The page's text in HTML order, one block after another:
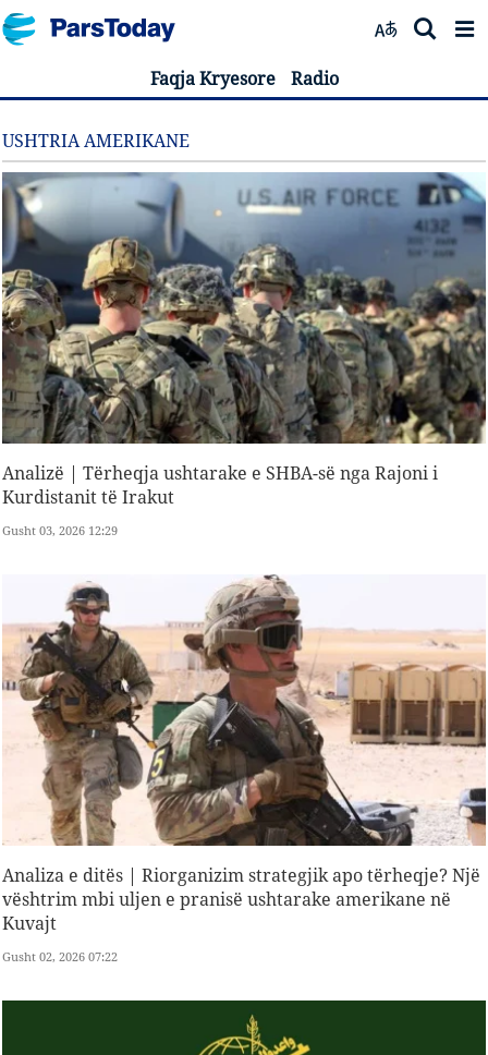
Faqja Kryesore Radio
USHTRIA AMERIKANE
Analizë | Tërheqja ushtarake e SHBA-së nga Rajoni i
Kurdistanit të Irakut
Gusht 03, 2026 12:29
Analiza e ditës | Riorganizim strategjik apo tërheqje? Një
vështrim mbi uljen e pranisë ushtarake amerikane në
Kuvajt
Gusht 02, 2026 07:22